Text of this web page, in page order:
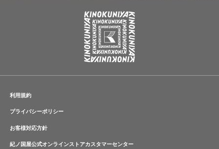
利用規約
プライバシーポリシー
お客様対応方針
紀ノ国屋公式オンラインストアカスタマーセンター